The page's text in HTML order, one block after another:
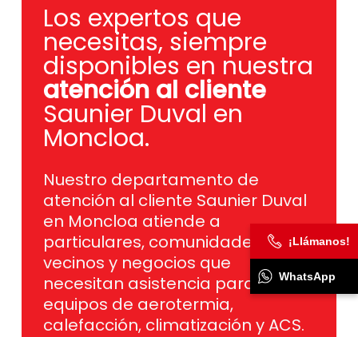
Los expertos que
necesitas, siempre
disponibles en nuestra
atención al cliente
Saunier Duval en
Moncloa.
Nuestro departamento de
atención al cliente Saunier Duval
en Moncloa atiende a
particulares, comunidades de
vecinos y negocios que
necesitan asistencia para sus
equipos de aerotermia,
calefacción, climatización y ACS.
¡Llámanos!
WhatsApp